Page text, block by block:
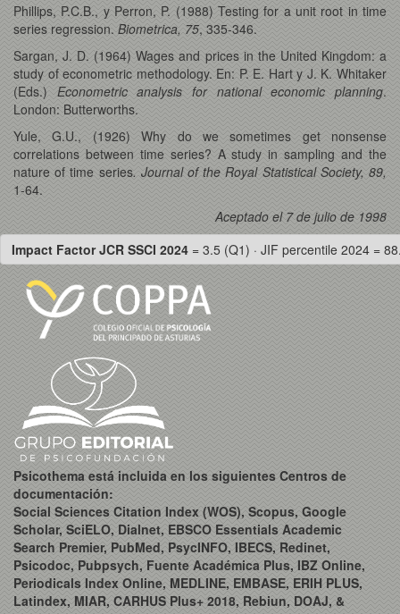
Phillips, P.C.B., y Perron, P. (1988) Testing for a unit root in time
series regression. Biometrica, 75, 335-346.
Sargan, J. D. (1964) Wages and prices in the United Kingdom: a
study of econometric methodology. En: P. E. Hart y J. K. Whitaker
(Eds.) Econometric analysis for national economic planning.
London: Butterworths.
Yule, G.U., (1926) Why do we sometimes get nonsense
correlations between time series? A study in sampling and the
nature of time series. Journal of the Royal Statistical Society, 89,
1-64.
Aceptado el 7 de julio de 1998
Impact Factor JCR SSCI 2024 = 3.5 (Q1) · JIF percentile 2024 =
Psicothema está incluida en los siguientes Centros de
documentación:
Social Sciences Citation Index (WOS), Scopus, Google
Scholar, SciELO, Dialnet, EBSCO Essentials Academic
Search Premier, PubMed, PsycINFO, IBECS, Redinet,
Psicodoc, Pubpsych, Fuente Académica Plus, IBZ Online,
Periodicals Index Online, MEDLINE, EMBASE, ERIH PLUS,
Latindex, MIAR, CARHUS Plus+ 2018, Rebiun, DOAJ, &